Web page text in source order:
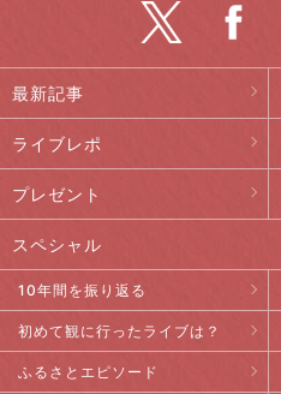
最新記事
ライブレポ
プレゼント
スペシャル
10年間を振り返る
初めて観に行ったライブは？
ふるさとエピソード